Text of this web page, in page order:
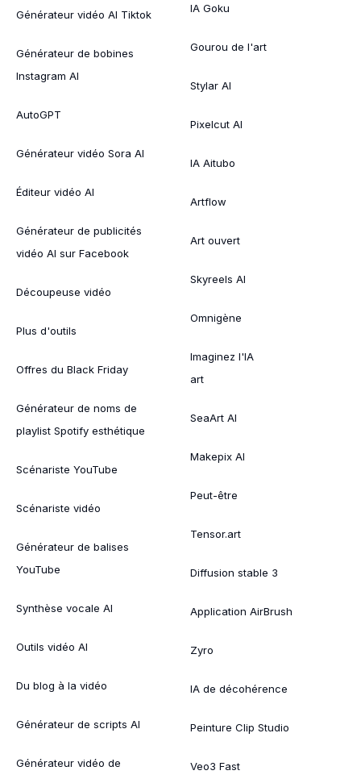
Générateur vidéo AI Tiktok
Générateur de bobines
Instagram AI
AutoGPT
Générateur vidéo Sora AI
Éditeur vidéo AI
Générateur de publicités
vidéo AI sur Facebook
Découpeuse vidéo
Plus d'outils
Offres du Black Friday
Générateur de noms de
playlist Spotify esthétique
Scénariste YouTube
Scénariste vidéo
Générateur de balises
YouTube
Synthèse vocale AI
Outils vidéo AI
Du blog à la vidéo
Générateur de scripts AI
Générateur vidéo de
IA Goku
Gourou de l'art
Stylar AI
Pixelcut AI
IA Aitubo
Artflow
Art ouvert
Skyreels AI
Omnigène
Imaginez l'IA
art
SeaArt AI
Makepix AI
Peut-être
Tensor.art
Diffusion stable 3
Application AirBrush
Zyro
IA de décohérence
Peinture Clip Studio
Veo3 Fast